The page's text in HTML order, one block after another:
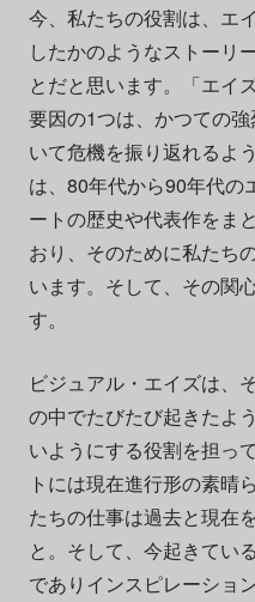
今、私たちの役割は、エ
したかのようなストーリ
とだと思います。「エイ
要因の1つは、かつての
いて危機を振り返れるよ
は、80年代から90年代の
ートの歴史や代表作をま
おり、そのために私たち
います。そして、その関
す。
ビジュアル・エイズは、
の中でたびたび起きたよ
いようにする役割を担っ
トには現在進行形の素晴
たちの仕事は過去と現在
と。そして、今起きてい
でありインスピレーショ